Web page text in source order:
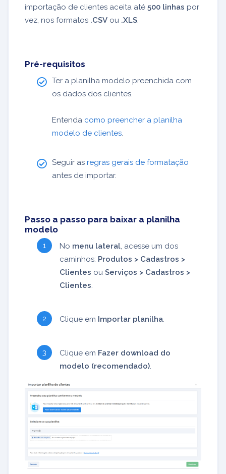
importação de clientes aceita até 500 linhas por
vez, nos formatos .CSV ou .XLS
Pré-requisitos
Ter a planilha modelo preenchida com
os dados dos clientes.
Entenda como preencher a planilha
modelo de clientes
Seguir as regras gerais de formatação
antes de importar.
Passo a passo para baixar a planilha
modelo
No menu lateral , acesse um dos
caminhos: Produtos > Cadastros >
Clientes ou Serviços > Cadastros >
Clientes
Clique em Importar planilha
Clique em Fazer download do
modelo (recomendado)